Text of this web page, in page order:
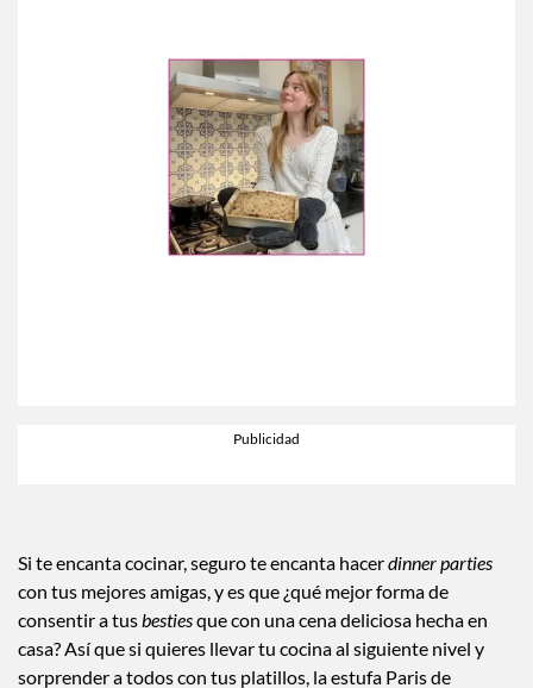
Si te encanta cocinar, seguro te encanta hacerdinner parties
con tus mejores amigas, y es que ¿qué mejor forma de
consentir a tus bestiesque con una cena deliciosa hecha en
casa? Así que si quieres llevar tu cocina al siguiente nivel y